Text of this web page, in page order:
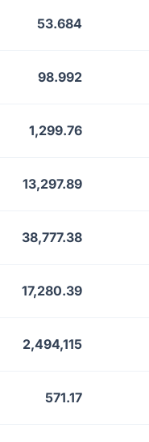
53.684
98.992
1,299.76
13,297.89
38,777.38
17,280.39
2,494,115
571.17